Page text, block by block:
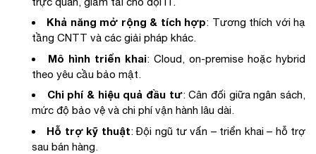
Khả năng mở rộng & tích hợp: Tương thích với hạ
tầng CNTT và các giải pháp khác.
Mô hình triển khai: Cloud, on-premise hoặc hybrid
theo yêu cầu bảo mật.
Chi phí & hiệu quả đầu tư: Cân đối giữa ngân sách,
mức độ bảo vệ và chi phí vận hành lâu dài.
Hỗ trợ kỹ thuật: Đội ngũ tư vấn – triển khai – hỗ trợ
sau bán hàng.